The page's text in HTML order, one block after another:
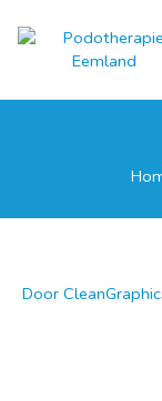
naar
Door